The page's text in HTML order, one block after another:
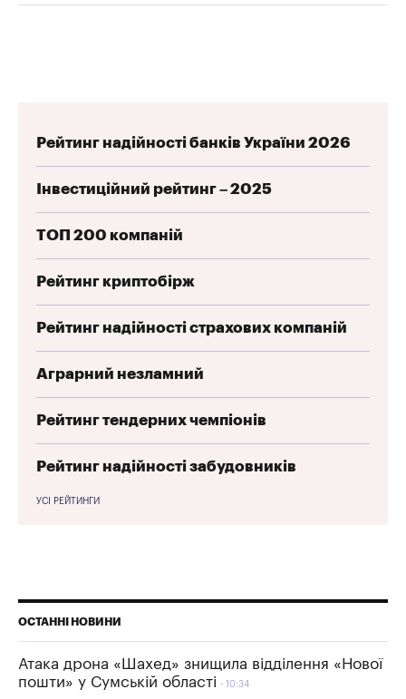
Рейтинг надійності банків України 2026
Інвестиційний рейтинг – 2025
ТОП 200 компаній
Рейтинг криптобірж
Рейтинг надійності страхових компаній
Аграрний незламний
Рейтинг тендерних чемпіонів
Рейтинг надійності забудовників
УСІ РЕЙТИНГИ
ОСТАННІ НОВИНИ
Атака дрона «Шахед» знищила відділення «Нової
пошти» у Сумській області
10:34